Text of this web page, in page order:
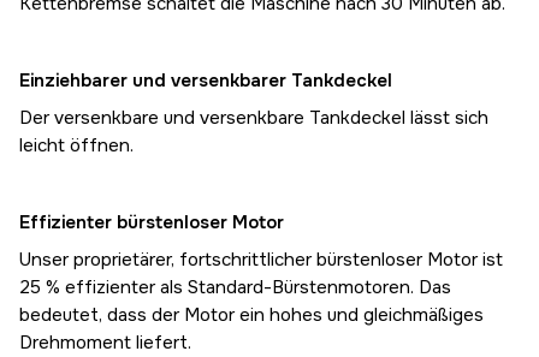
Einziehbarer und versenkbarer Tankdeckel
Der versenkbare und versenkbare Tankdeckel lässt sich
leicht öffnen.
Effizienter bürstenloser Motor
Unser proprietärer, fortschrittlicher bürstenloser Motor ist
25 % effizienter als Standard-Bürstenmotoren. Das
bedeutet, dass der Motor ein hohes und gleichmäßiges
Drehmoment liefert.